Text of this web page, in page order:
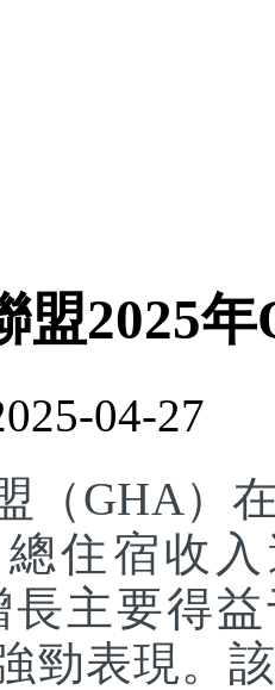
盟2025
04-27
（GHA）
住宿收
長主要得
勁表現。